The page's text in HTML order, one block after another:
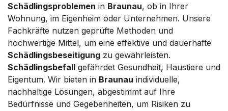
Schädlingsproblemen in Braunau, ob in Ihrer
Wohnung, im Eigenheim oder Unternehmen. Unsere
Fachkräfte nutzen geprüfte Methoden und
hochwertige Mittel, um eine effektive und dauerhafte
Schädlingsbeseitigung zu gewährleisten.
Schädlingsbefall gefährdet Gesundheit, Haustiere und
Eigentum. Wir bieten in Braunau individuelle,
nachhaltige Lösungen, abgestimmt auf Ihre
Bedürfnisse und Gegebenheiten, um Risiken zu